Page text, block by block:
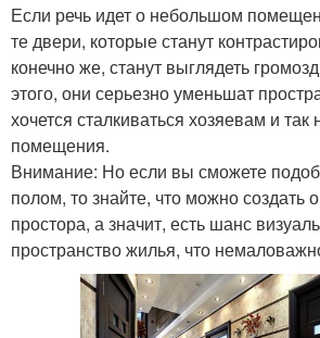
Если речь идет о небольшом
те двери, которые станут
конечно же, станут выглядеть
этого, они серьезно уменьшат
хочется сталкиваться хозяевам и
помещения.
Внимание: Но если вы сможете
полом, то знайте, что можно создать
простора, а значит, есть шанс
пространство жилья, что